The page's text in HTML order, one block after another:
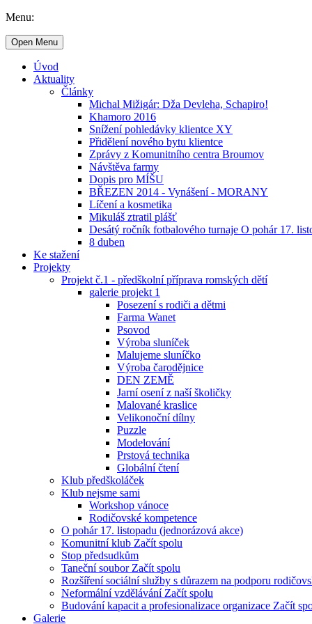
Menu:
Open Menu
Úvod
Aktuality
Články
Michal Mižigár: Dža Devleha, Schapiro!
Khamoro 2016
Snížení pohledávky klientce XY
Přidělení nového bytu klientce
Zprávy z Komunitního centra Broumov
Návštěva farmy
Dopis pro MÍŠU
BŘEZEN 2014 - Vynášení - MORANY
Líčení a kosmetika
Mikuláš ztratil plášť
Desátý ročník fotbalového turnaje O pohár 17.
8 duben
Ke stažení
Projekty
Projekt č.1 - předškolní příprava romských dětí
galerie projekt 1
Posezení s rodiči a dětmi
Farma Wanet
Psovod
Výroba sluníček
Malujeme sluníčko
Výroba čarodějnice
DEN ZEMĚ
Jarní osení z naší školičky
Malované kraslice
Velikonoční dílny
Puzzle
Modelování
Prstová technika
Globální čtení
Klub předškoláček
Klub nejsme sami
Workshop vánoce
Rodičovské kompetence
O pohár 17. listopadu (jednorázová akce)
Komunitní klub Začít spolu
Stop předsudkům
Taneční soubor Začít spolu
Rozšíření sociální služby s důrazem na podporu
Neformální vzdělávání Začít spolu
Budování kapacit a profesionalizace organizace Začít
Galerie